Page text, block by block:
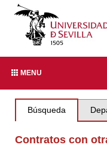
MENU
Búsqueda
Contratos con